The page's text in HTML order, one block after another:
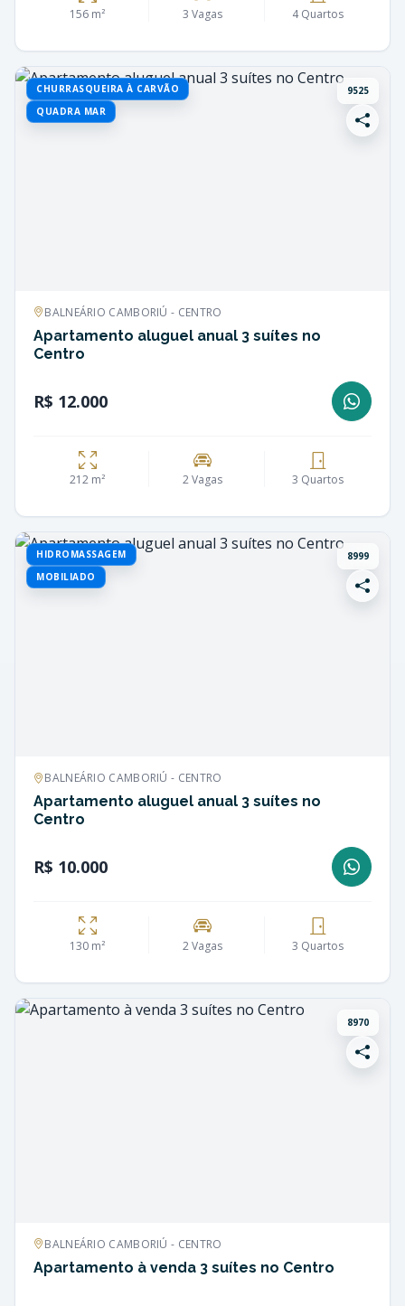
156 m² 3 Vagas 4 Quartos
CHURRASQUEIRA À CARVÃO
QUADRA MAR
9525
BALNEÁRIO CAMBORIÚ - CENTRO
Apartamento aluguel anual 3 suítes no
Centro
R$ 12.000
212 m² 2 Vagas 3 Quartos
HIDROMASSAGEM
MOBILIADO
8999
BALNEÁRIO CAMBORIÚ - CENTRO
Apartamento aluguel anual 3 suítes no
Centro
R$ 10.000
130 m² 2 Vagas 3 Quartos
8970
BALNEÁRIO CAMBORIÚ - CENTRO
Apartamento à venda 3 suítes no Centro